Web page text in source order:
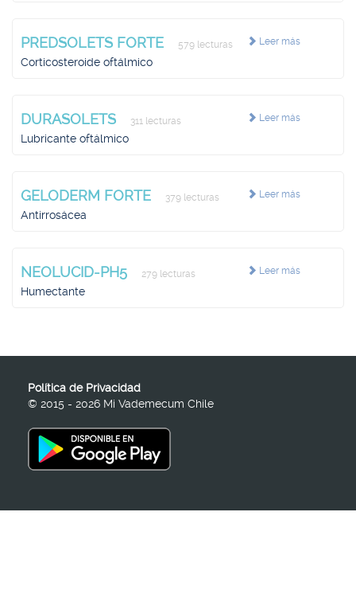
Leer más
PREDSOLETS FORTE 579 lecturas
Corticosteroide oftálmico
Leer más
DURASOLETS 311 lecturas
Lubricante oftálmico
Leer más
GELODERM FORTE 379 lecturas
Antirrosácea
Leer más
NEOLUCID-PH5 279 lecturas
Humectante
Política de Privacidad
© 2015 - 2026 Mi Vademecum Chile